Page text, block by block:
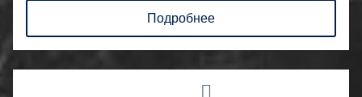
Подробнее